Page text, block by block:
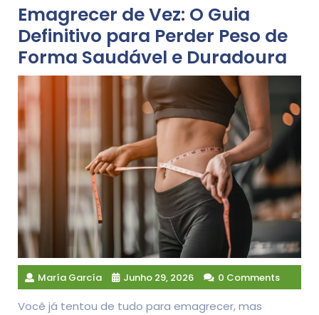
Emagrecer de Vez: O Guia
Definitivo para Perder Peso de
Forma Saudável e Duradoura
María García Junho 29, 2026 0 Comments
Você já tentou de tudo para emagrecer, mas